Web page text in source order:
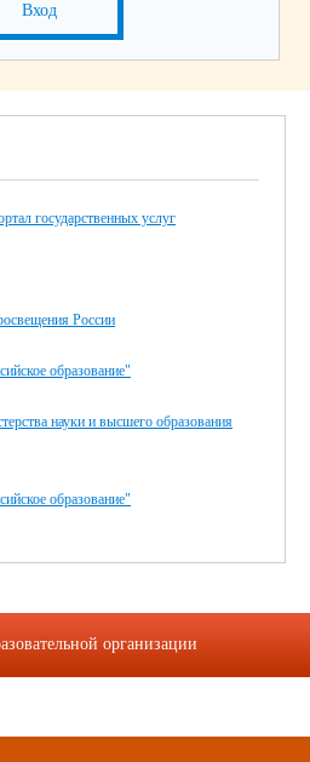
Вход
государственных услуг
России
образование"
науки и высшего образования
образование"
организации